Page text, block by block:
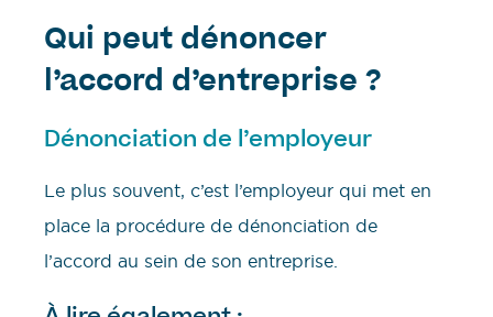
Qui peut dénoncer
l’accord d’entreprise ?
Dénonciation de l’employeur
Le plus souvent, c’est l’employeur qui met en
place la procédure de dénonciation de
l’accord au sein de son entreprise.